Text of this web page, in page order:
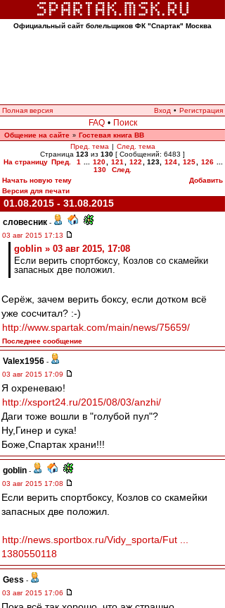
Официальный сайт болельщиков ФК "Спартак" Москва
Полная версия Вход • Регистрация
FAQ • Поиск
Общение на сайте » Гостевая книга ВВ
Пред. тема | След. тема
Страница 123 из 130 [ Сообщений: 6483 ]
На страницу Пред. 1 120 121 122 123, 124 125 126
130
След.
Начать новую тему
Добавить
Версия для печати
01.08.2015 - 31.08.2015
словесник -
03 авг 2015 17:13
goblin » 03 авг 2015, 17:08
Если верить спортбоксу, Козлов со скамейки
запасных две положил.
Серёж, зачем верить боксу, если дотком всё
уже сосчитал? :-)
http://www.spartak.com/main/news/75659/
Последнее сообщение
Valex1956 -
03 авг 2015 17:09
Я охреневаю!
http://xsport24.ru/2015/08/03/anzhi/
Даги тоже вошли в "голубой пул"?
Ну,Гинер и сука!
Боже,Спартак храни!!!
goblin -
03 авг 2015 17:08
Если верить спортбоксу, Козлов со скамейки
запасных две положил.
http://news.sportbox.ru/Vidy_sporta/Fut ...
1380550118
Gess -
03 авг 2015 17:06